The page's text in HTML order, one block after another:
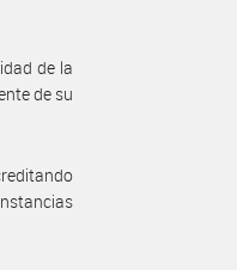
de la
de su